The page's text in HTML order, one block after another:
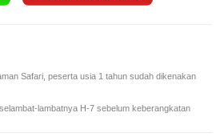
Safari, peserta usia 1 tahun sudah dikenakan
lambatnya H-7 sebelum keberangkatan